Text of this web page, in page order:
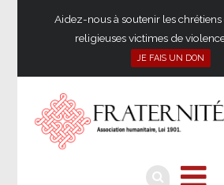
Aidez-nous à soutenir les
religieuses victimes de
JE FAIS UN DON